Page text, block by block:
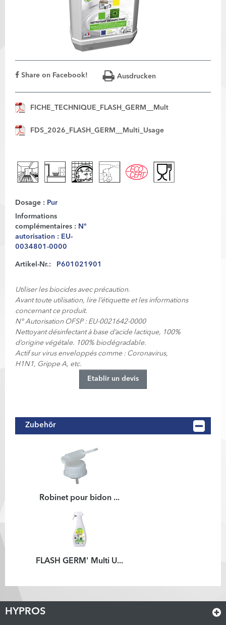
Share on Facebook! Ausdrucken
FICHE_TECHNIQUE_FLASH_GERM__Mult
FDS_2026_FLASH_GERM__Multi_Usage
Dosage : Pur
Informations
complémentaires : N°
autorisation : EU-
0034801-0000
Artikel-Nr.: P601021901
Utiliser les biocides avec précaution.
Avant toute utilisation, lire l’étiquette et les informations
concernant ce produit.
N° Autorisation OFSP : EU-0021642-0000
Nettoyant désinfectant à base d’acide lactique, 100%
d’origine végétale. 100% biodégradable.
Actif sur virus enveloppés comme : Coronavirus,
H1N1, Grippe A, etc.
Etablir un devis
Zubehör
Robinet pour bidon ...
FLASH GERM' Multi U...
HYPROS